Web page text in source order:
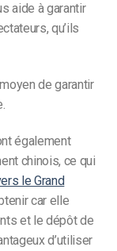
aide à garantir
qu’ils
de garantir
également
chinois, ce qui
le Grand
car elle
et le dépôt de
d’utiliser